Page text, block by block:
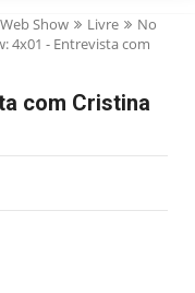
Show Livre
No
4x01 - Entrevista com
com Cristina